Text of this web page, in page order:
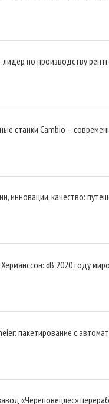
лидер по производству
станки Cambio –
инновации, качество:
«В 2020 году
пакетирование с
«Череповецлес»